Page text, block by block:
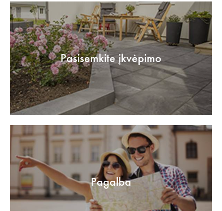
Pasisemkite įkvėpimo
Pagalba